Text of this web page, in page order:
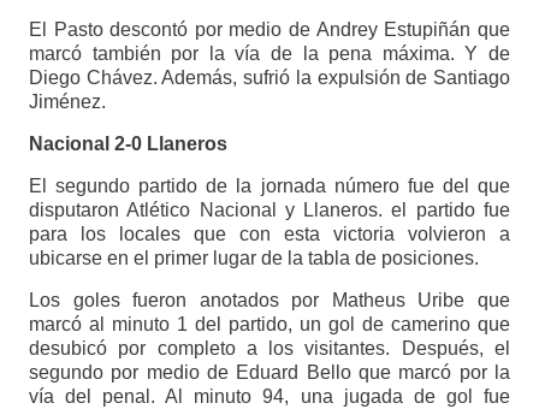
El Pasto descontó por medio de Andrey Estupiñán que
marcó también por la vía de la pena máxima. Y de
Diego Chávez. Además, sufrió la expulsión de Santiago
Jiménez.
Nacional 2-0 Llaneros
El segundo partido de la jornada número fue del que
disputaron Atlético Nacional y Llaneros. el partido fue
para los locales que con esta victoria volvieron a
ubicarse en el primer lugar de la tabla de posiciones.
Los goles fueron anotados por Matheus Uribe que
marcó al minuto 1 del partido, un gol de camerino que
desubicó por completo a los visitantes. Después, el
segundo por medio de Eduard Bello que marcó por la
vía del penal. Al minuto 94, una jugada de gol fue